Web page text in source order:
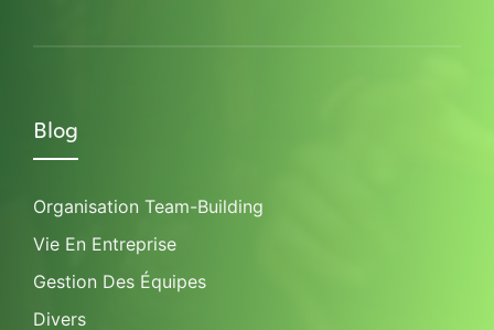
Blog
Organisation Team-Building
Vie En Entreprise
Gestion Des Équipes
Divers